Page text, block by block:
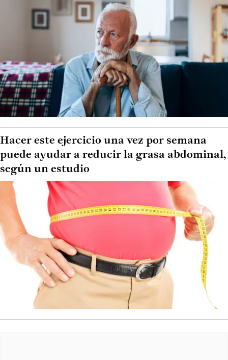
Hacer este ejercicio una vez por semana
puede ayudar a reducir la grasa abdominal,
según un estudio